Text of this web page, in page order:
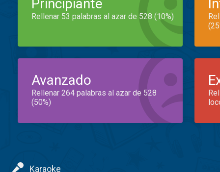
Principiante
Rellenar 53 palabras al azar de 528 (10%)
Avanzado
Rellenar 264 palabras al azar de 528
(50%)
Karaoke